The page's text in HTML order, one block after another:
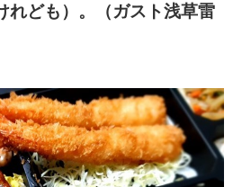
れども）。（ガスト浅草雷